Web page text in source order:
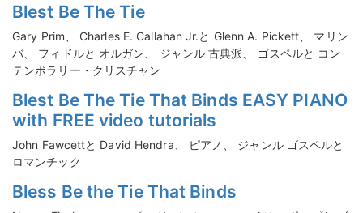
Blest Be The Tie
Gary Prim、 Charles E. Callahan Jr.と Glenn A. Pickett、 マリン
バ、 フィドルと オルガン、 ジャンル 古典派、 ゴスペルと コン
テンポラリー・クリスチャン
Blest Be The Tie That Binds EASY PIANO
with FREE video tutorials
John Fawcettと David Hendra、 ピアノ、 ジャンル ゴスペルと
ロマンチック
Bless Be the Tie That Binds